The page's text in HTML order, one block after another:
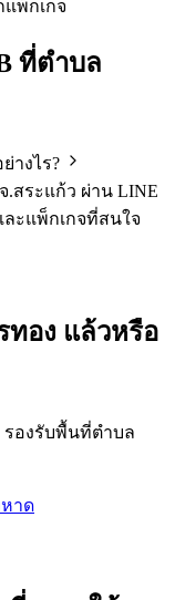
แพ็กเกจ
ที่ตำบล
างไร?
สระแก้ว ผ่าน LINE
ละแพ็กเกจที่สนใจ
ทอง แล้วหรือ
รองรับพื้นที่ตำบล
าด